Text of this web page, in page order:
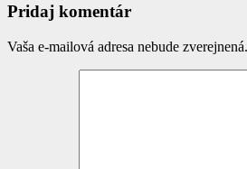
Pridaj komentár
Vaša e-mailová adresa nebude zverejnená.